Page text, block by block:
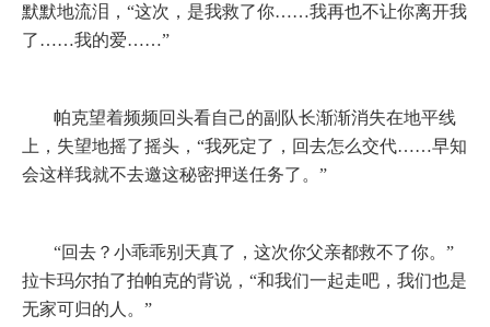
默默地流泪，“这次，是我救了你……我再也不让你离开我
了……我的爱……”
帕克望着频频回头看自己的副队长渐渐消失在地平线
上，失望地摇了摇头，“我死定了，回去怎么交代……早知
会这样我就不去邀这秘密押送任务了。”
“回去？小乖乖别天真了，这次你父亲都救不了你。”
拉卡玛尔拍了拍帕克的背说，“和我们一起走吧，我们也是
无家可归的人。”